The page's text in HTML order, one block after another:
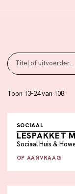
Toon 13–24van 108
SOCIAAL
LESPAKKET
Sociaal Huis &
OP AANVRAAG